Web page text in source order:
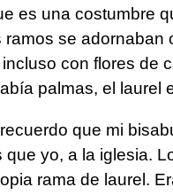
es una costumbre
se adornaban
con flores de
palmas, el laurel
que mi
yo, a la iglesia.
rama de laurel.